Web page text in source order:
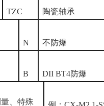
TZC 陶瓷轴承
N 不防爆
B DII BT4防爆
、特殊